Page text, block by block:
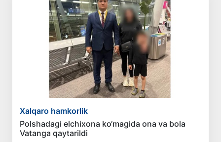
Xalqaro hamkorlik
Polshadagi elchixona ko‘magida ona va bola
Vatanga qaytarildi